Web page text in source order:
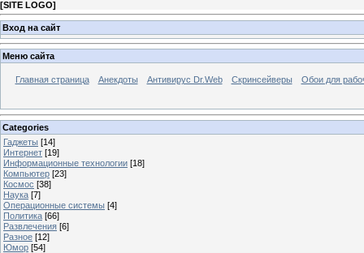
[SITE LOGO]
Вход на сайт
Меню сайта
Главная страница Анекдоты Антивирус Dr.Web Скринсейверы Обои для
Categories
Гаджеты [14]
Интернет [19]
Информационные технологии [18]
Компьютер [23]
Космос [38]
Наука [7]
Операционные системы [4]
Политика [66]
Развлечения [6]
Разное [12]
Юмор [54]